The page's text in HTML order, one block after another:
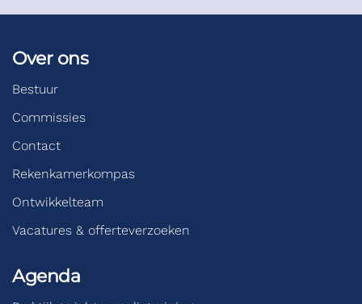
Over ons
Bestuur
Commissies
Contact
Rekenkamerkompas
Ontwikkelteam
Vacatures & offerteverzoeken
Agenda